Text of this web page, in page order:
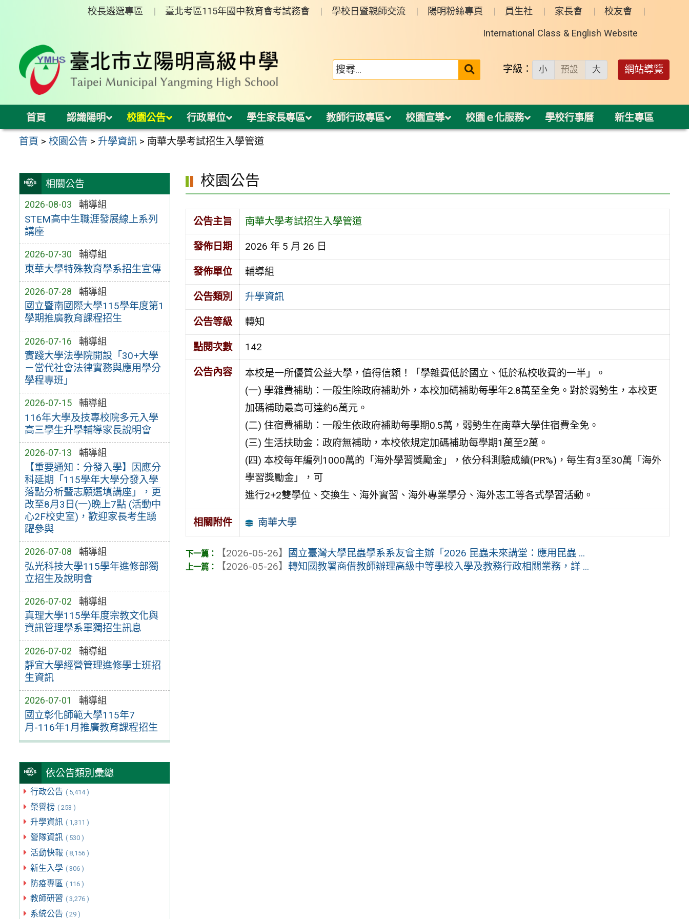
校長遴選專區 臺北考區115年國中教育會考試務會 學校日暨親師交流 陽明粉絲專頁 員生社 家長會 校友會
International Class & English Website
送出 字級： 小 預設 大 網站導覽
首頁 認識陽明 校園公告 行政單位 學生家長專區 教師行政專區 校園宣導 校園ｅ化服務 學校行事曆 新生專區
首頁 >校園公告 > 升學資訊 > 南華大學考試招生入學管道
相關公告
2026-08-03 輔導組
STEM高中生職涯發展線上系列
講座
2026-07-30 輔導組
東華大學特殊教育學系招生宣傳
2026-07-28 輔導組
國立暨南國際大學115學年度第1
學期推廣教育課程招生
2026-07-16 輔導組
實踐大學法學院開設「30+大學
－當代社會法律實務與應用學分
學程專班」
2026-07-15 輔導組
116年大學及技專校院多元入學
高三學生升學輔導家長說明會
2026-07-13 輔導組
【重要通知：分發入學】因應分
科延期「115學年大學分發入學
落點分析暨志願選填講座」，更
改至8月3日(一)晚上7點 (活動中
心2F校史室)，歡迎家長考生踴
躍參與
2026-07-08 輔導組
弘光科技大學115學年進修部獨
立招生及說明會
2026-07-02 輔導組
真理大學115學年度宗教文化與
資訊管理學系單獨招生訊息
2026-07-02 輔導組
靜宜大學經營管理進修學士班招
生資訊
2026-07-01 輔導組
國立彰化師範大學115年7
月-116年1月推廣教育課程招生
依公告類別彙總
行政公告 ( 5,414 )
榮譽榜 ( 253 )
升學資訊 ( 1,311 )
營隊資訊 ( 530 )
活動快報 ( 8,156 )
新生入學 ( 306 )
防疫專區 ( 116 )
教師研習 ( 3,276 )
系統公告 ( 29 )
校園公告
公告主旨 南華大學考試招生入學管道
發佈日期 2026 年 5 月 26 日
發佈單位 輔導組
公告類別 升學資訊
公告等級 轉知
點閱次數 142
公告內容
本校是一所優質公益大學，值得信賴！「學雜費低於國立、低於私校收費的一半」。
(一) 學雜費補助：一般生除政府補助外，本校加碼補助每學年2.8萬至全免。對於弱勢生，本校更
加碼補助最高可達約6萬元。
(二) 住宿費補助：一般生依政府補助每學期0.5萬，弱勢生在南華大學住宿費全免。
(三) 生活扶助金：政府無補助，本校依規定加碼補助每學期1萬至2萬。
(四) 本校每年編列1000萬的「海外學習獎勵金」，依分科測驗成績(PR%)，每生有3至30萬「海外
學習獎勵金」，可
進行2+2雙學位、交換生、海外實習、海外專業學分、海外志工等各式學習活動。
相關附件 南華大學
【2026-05-26】
國立臺灣大學昆蟲學系系友會主辦「2026 昆蟲未來講堂：應用昆蟲 ...
【2026-05-26】轉知國教署商借教師辦理高級中等學校入學及教務行政相關業務，詳 ...